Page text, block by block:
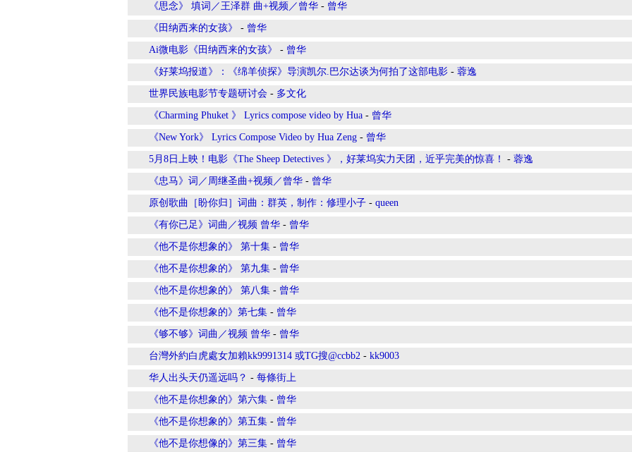
《思念》 填词／王泽群 曲+视频／曾华 - 曾华
《田纳西来的女孩》 - 曾华
Ai微电影《田纳西来的女孩》 - 曾华
《好莱坞报道》：《绵羊侦探》导演凯尔.巴尔达谈为何拍了这部电影 - 蓉逸
世界民族电影节专题研讨会 - 多文化
《Charming Phuket 》 Lyrics compose video by Hua - 曾华
《New York》 Lyrics Compose Video by Hua Zeng - 曾华
5月8日上映！电影《The Sheep Detectives 》，好莱坞实力天团，近乎完美的惊喜！ - 蓉逸
《忠马》词／周继圣曲+视频／曾华 - 曾华
原创歌曲［盼你归］词曲：群英，制作：修理小子 - queen
《有你已足》词曲／视频 曾华 - 曾华
《他不是你想象的》 第十集 - 曾华
《他不是你想象的》 第九集 - 曾华
《他不是你想象的》 第八集 - 曾华
《他不是你想象的》第七集 - 曾华
《够不够》词曲／视频 曾华 - 曾华
台灣外約白虎處女加賴kk9991314 或TG搜@ccbb2 - kk9003
华人出头天仍遥远吗？ - 每條街上
《他不是你想象的》第六集 - 曾华
《他不是你想象的》第五集 - 曾华
《他不是你想像的》第三集 - 曾华